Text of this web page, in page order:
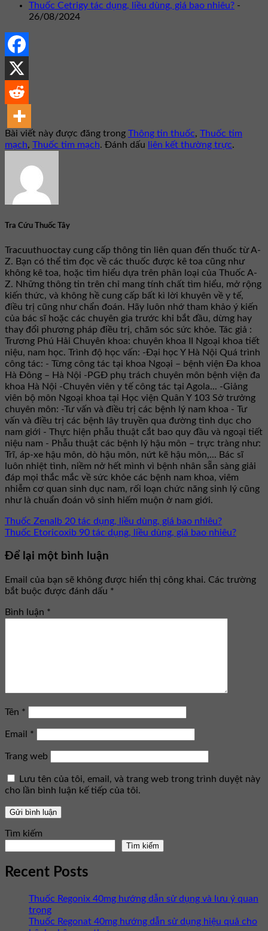
Thuốc Cetrigy tác dụng, liều dùng, giá bao nhiêu? -
26/08/2024
Bài viết này được đăng trong Thông tin thuốc, Thuốc tim
mạch, Thuốc tim mạch. Đánh dấu liên kết thường trực.
Tra Cứu Thuốc Tây
Tracuuthuoctay cung cấp thông tin liên quan đến thuốc từ A-
Z. Bạn có thể tìm đọc về các thuốc được kê toa cũng như
không kê toa, hoặc tìm hiểu dựa trên phân loại của Thuốc A-
Z. Những thông tin trên chỉ mang tính chất tìm hiểu, mở rộng
kiến thức, và không hề cung cấp bất kì lời khuyên về y tế,
điều trị cũng như chẩn đoán. Hãy luôn nhớ tham khảo ý kiến
của bác sĩ hoặc các chuyên gia trước khi bắt đầu, dừng hay
thay đổi phương pháp điều trị, chăm sóc sức khỏe. Tác giả :
Trương Phú Hải Chuyên khoa: chuyên khoa II Ngoại khoa tiết
niệu, nam học. Trình độ học vấn: -Đại học Y Hà Nội Quá trình
công tác: - Từng công tác tại khoa Ngoại – bệnh viện Đa khoa
Hà Đông – Hà Nội -PGĐ phụ trách chuyên môn bệnh viện đa
khoa Hà Nội -Chuyên viên y tế công tác tại Agola... -Giảng
viên bộ môn Ngoại khoa tại Học viện Quân Y 103 Sở trưởng
chuyên môn: -Tư vấn và điều trị các bệnh lý nam khoa - Tư
vấn và điều trị các bệnh lây truyền qua đường tình dục cho
nam giới - Thực hiện phẫu thuật cắt bao quy đầu và ngoại tiết
niệu nam - Phẫu thuật các bệnh lý hậu môn – trực tràng như:
Trĩ, áp-xe hậu môn, dò hậu môn, nứt kẽ hậu môn,... Bác sĩ
luôn nhiệt tình, niềm nở hết mình vì bệnh nhân sẵn sàng giải
đáp mọi thắc mắc về sức khỏe các bệnh nam khoa, viêm
nhiễm cơ quan sinh dục nam, rối loạn chức năng sinh lý cũng
như là chuẩn đoán vô sinh hiếm muộn ở nam giới.
Thuốc Zenalb 20 tác dụng, liều dùng, giá bao nhiêu?
Thuốc Etoricoxib 90 tác dụng, liều dùng, giá bao nhiêu?
Để lại một bình luận
Email của bạn sẽ không được hiển thị công khai. Các trường
bắt buộc được đánh dấu *
Bình luận *
Tên *
Email *
Trang web
Lưu tên của tôi, email, và trang web trong trình duyệt này
cho lần bình luận kế tiếp của tôi.
Tìm kiếm
Tìm kiếm
Recent Posts
Thuốc Regonix 40mg hướng dẫn sử dụng và lưu ý quan
trọng
Thuốc Regonat 40mg hướng dẫn sử dụng hiệu quả cho